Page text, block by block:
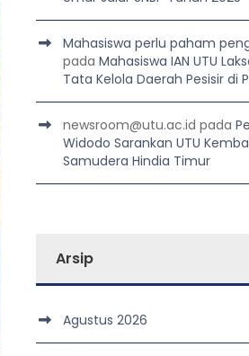
Mahasiswa perlu paham
padaMahasiswa IAN UTU
Tata Kelola Daerah Pesisir di
newsroom@utu.ac.id pada
Widodo Sarankan UTU
Samudera Hindia Timur
Arsip
Agustus 2026